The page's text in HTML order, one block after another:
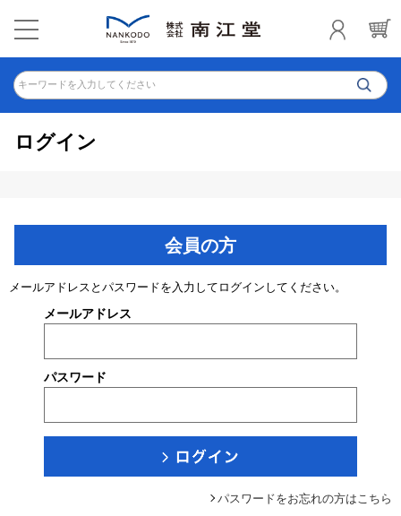
キーワードを入力してください
ログイン
会員の方
メールアドレスとパスワードを入力してログインしてください。
メールアドレス
パスワード
パスワードをお忘れの方はこちら